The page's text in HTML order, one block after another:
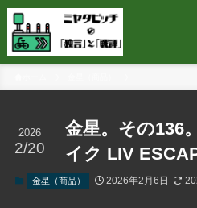
金星。その136
イク LIV
2026
2/20
金星（商品） 2026年2月6日